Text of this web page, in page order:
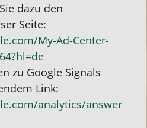
dazu den
Seite:
/My-Ad-Center-
?hl=de
zu Google Signals
Link:
/analytics/answer